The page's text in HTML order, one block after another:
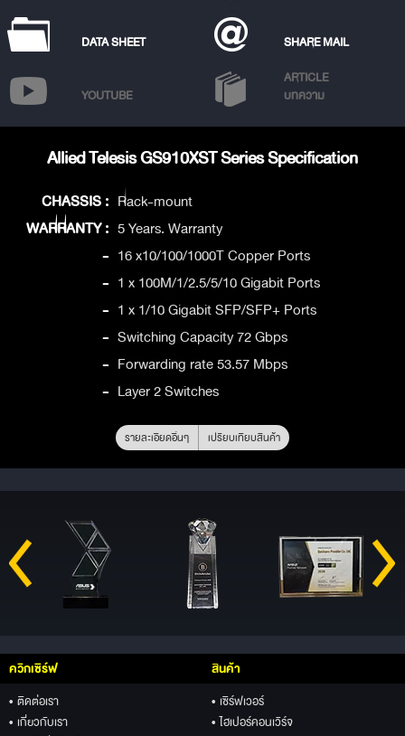
DATA SHEET SHARE MAIL
YOUTUBE
ARTICLE
บทความ
Allied Telesis GS910XST Series Specification
CHASSIS : Rack-mount
WARRANTY : 5 Years. Warranty
- 16 x10/100/1000T Copper Ports
- 1 x 100M/1/2.5/5/10 Gigabit Ports
- 1 x 1/10 Gigabit SFP/SFP+ Ports
- Switching Capacity 72 Gbps
- Forwarding rate 53.57 Mbps
- Layer 2 Switches
รายละเอียดอื่นๆ เปรียบเทียบสินค้า
ควิกเซิร์ฟ
• ติดต่อเรา
• เกี่ยวกับเรา
สินค้า
• เซิร์ฟเวอร์
• ไฮเปอร์คอนเวิร์จ